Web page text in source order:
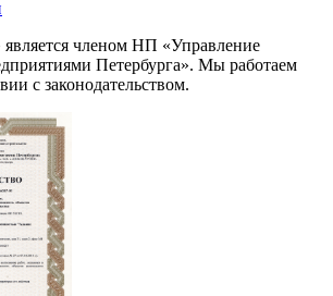
членом НП «Управление
Петербурга». Мы работаем
с законодательством.